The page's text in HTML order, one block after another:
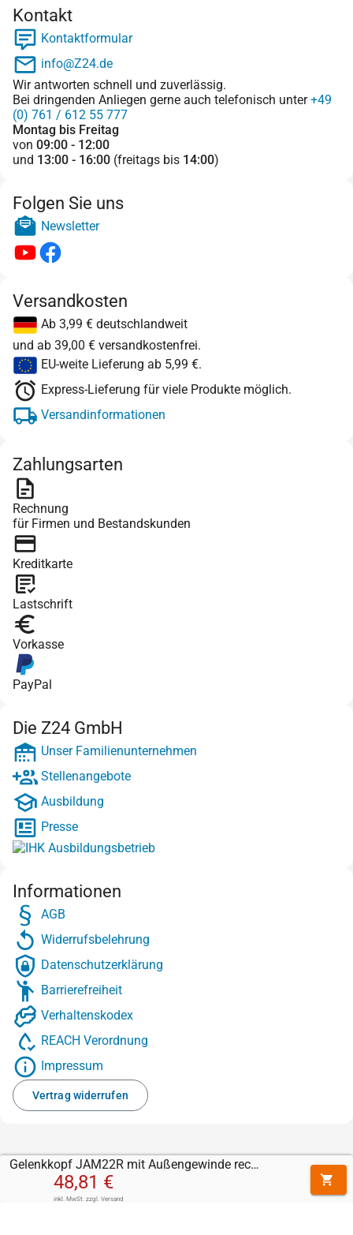
Gelenkkopf JAM22R mit Außengewinde rechts (M22 x 1,5)
48,81 €
inkl. MwSt. zzgl. Versand
Kontakt
Kontaktformular
info@Z24.de
Wir antworten schnell und zuverlässig.
Bei dringenden Anliegen gerne auch telefonisch unter+49
(0) 761 / 612 55 777
Montag bis Freitag
von 09:00 - 12:00
und 13:00 - 16:00 (freitags bis 14:00)
Folgen Sie uns
Newsletter
Versandkosten
Ab 3,99 € deutschlandweit
und ab 39,00 € versandkostenfrei.
EU-weite Lieferung ab 5,99 €.
Express-Lieferung für viele Produkte möglich.
Versandinformationen
Zahlungsarten
Rechnung
für Firmen und Bestandskunden
Kreditkarte
Lastschrift
Vorkasse
PayPal
Die Z24 GmbH
Unser Familienunternehmen
Stellenangebote
Ausbildung
Presse
Informationen
AGB
Widerrufsbelehrung
Datenschutzerklärung
Barrierefreiheit
Verhaltenskodex
REACH Verordnung
Impressum
Vertrag widerrufen